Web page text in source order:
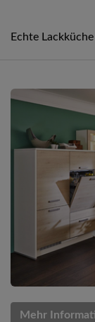
Echte
Mehr